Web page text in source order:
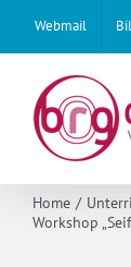
content
Webmail
Home
Workshop